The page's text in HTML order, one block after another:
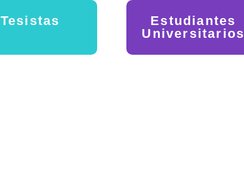
Tesistas
Estudiantes
Universitarios